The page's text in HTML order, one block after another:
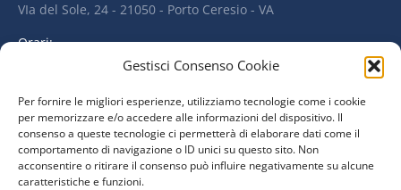
Gestisci Consenso Cookie
Per fornire le migliori esperienze, utilizziamo tecnologie come i cookie
per memorizzare e/o accedere alle informazioni del dispositivo. Il
consenso a queste tecnologie ci permetterà di elaborare dati come il
comportamento di navigazione o ID unici su questo sito. Non
acconsentire o ritirare il consenso può influire negativamente su alcune
caratteristiche e funzioni.
VIa del Sole, 24 - 21050 - Porto Ceresio - VA
Orari:
Dal Lunedi a Sabatoi Dalle 8:00 alle 19:00
Telefono & Whatsapp:
351 74 311 41
ULTIMI LAVORI ESEGUITI